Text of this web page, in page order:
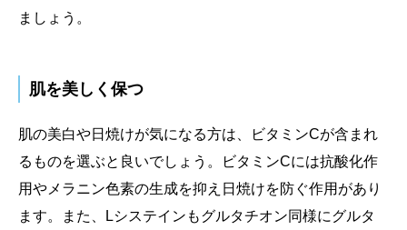
ましょう。
肌を美しく保つ
肌の美白や日焼けが気になる方は、ビタミンCが含まれ
るものを選ぶと良いでしょう。ビタミンCには抗酸化作
用やメラニン色素の生成を抑え日焼けを防ぐ作用があり
ます。また、Lシステインもグルタチオン同様にグルタ